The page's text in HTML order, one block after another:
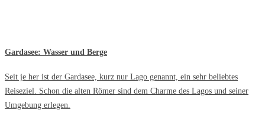
Gardasee: Wasser und Berge
Seit je her ist der Gardasee, kurz nur Lago genannt, ein sehr beliebtes
Reiseziel. Schon die alten Römer sind dem Charme des Lagos und seiner
Umgebung erlegen.